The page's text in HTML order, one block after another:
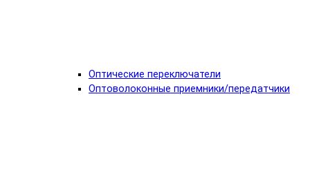
Оптические переключатели
Оптоволоконные приемники/передатчики